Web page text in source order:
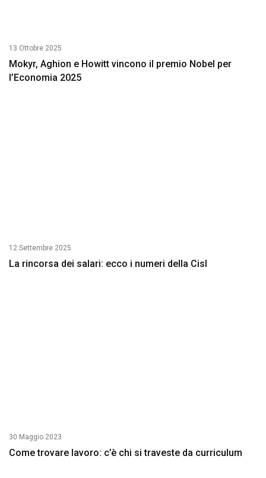
13 Ottobre 2025
Mokyr, Aghion e Howitt vincono il premio Nobel per
l’Economia 2025
12 Settembre 2025
La rincorsa dei salari: ecco i numeri della Cisl
30 Maggio 2023
Come trovare lavoro: c’è chi si traveste da curriculum